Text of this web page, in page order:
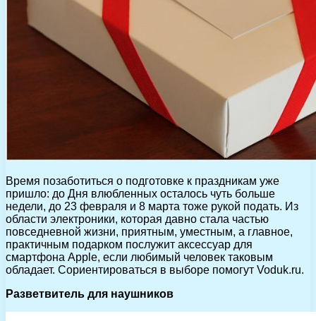
Время позаботиться о подготовке к праздникам уже
пришло: до Дня влюбленных осталось чуть больше
недели, до 23 февраля и 8 марта тоже рукой подать. Из
области электроники, которая давно стала частью
повседневной жизни, приятным, уместным, а главное,
практичным подарком послужит аксессуар для
смартфона Apple, если любимый человек таковым
обладает. Сориентироваться в выборе помогут Voduk.ru.
Разветвитель для наушников